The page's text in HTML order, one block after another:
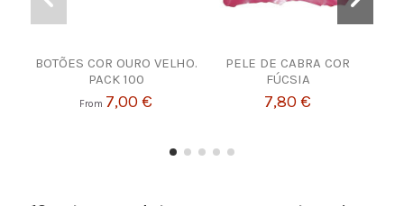
BOTÕES COR OURO VELHO.
PACK 100
From 7,00 €
PELE DE CABRA COR
FÚCSIA
7,80 €